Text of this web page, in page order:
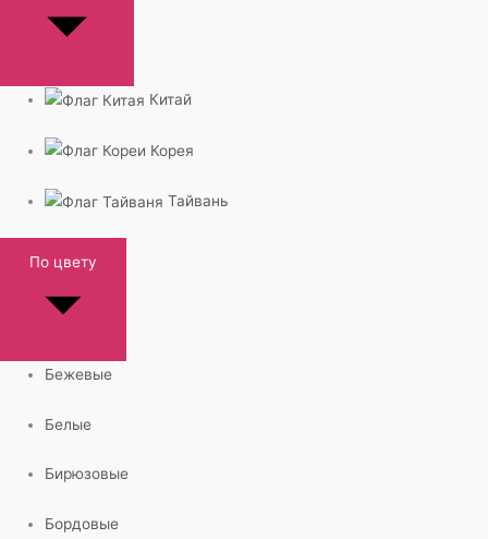
Китай
Корея
Тайвань
По цвету
Бежевые
Белые
Бирюзовые
Бордовые